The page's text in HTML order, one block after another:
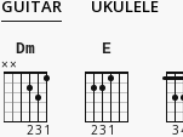
GUITAR UKULELE
Dm
E